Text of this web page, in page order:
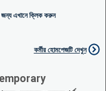
এখানে ক্লিক করুন
কর্মীর হোমপেজটি দেখুন